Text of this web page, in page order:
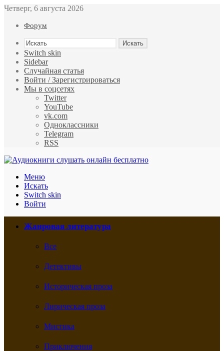
Четверг, 6 августа 2026
Форум
Искать
Switch skin
Sidebar
Случайная статья
Войти / Зарегистрироваться
Мы в соцсетях
Twitter
YouTube
vk.com
Одноклассники
Telegram
RSS
Меню
Искать
Switch skin
Войти
Жанровая литература
Все
Детективы
Историческая проза
Лирическая проза
Мистика
Приключения